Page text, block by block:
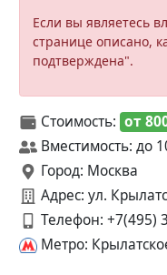
Если вы являетесь
странице описано,
подтверждена".
Стоимость: от
Вместимость: до
Город: Москва
Адрес: ул.
Телефон: +7(495)
Метро: